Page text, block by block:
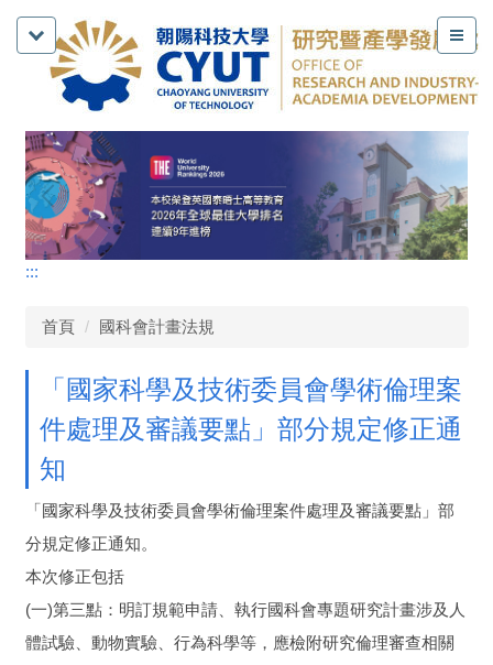
:::
首頁 國科會計畫法規
「國家科學及技術委員會學術倫理案
件處理及審議要點」部分規定修正通
知
「國家科學及技術委員會學術倫理案件處理及審議要點」部
分規定修正通知。
本次修正包括
(一)第三點：明訂規範申請、執行國科會專題研究計畫涉及人
體試驗、動物實驗、行為科學等，應檢附研究倫理審查相關